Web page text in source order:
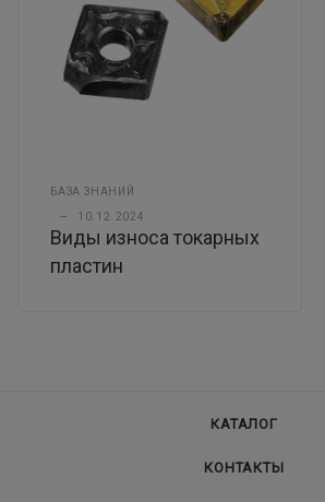
БАЗА ЗНАНИЙ
— 10.12.2024
Виды износа токарных
пластин
КАТАЛОГ
КОНТАКТЫ